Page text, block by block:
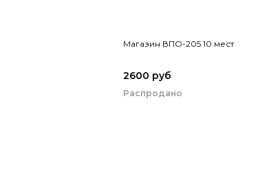
Магазин ВПО-205 10 мест
2600 руб
Распродано